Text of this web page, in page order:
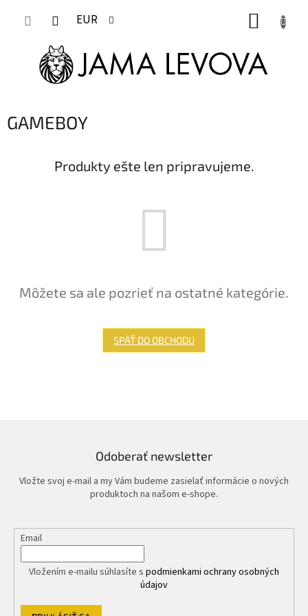
EUR
GAMEBOY
Produkty ešte len pripravujeme.
Môžete sa ale pozrieť na ostatné kategórie.
SPÄŤ DO OBCHODU
Odoberať newsletter
Vložte svoj e-mail a my Vám budeme zasielať informácie o nových
produktoch na našom e-shope.
Email
Vložením e-mailu súhlasíte s podmienkami ochrany osobných
údajov